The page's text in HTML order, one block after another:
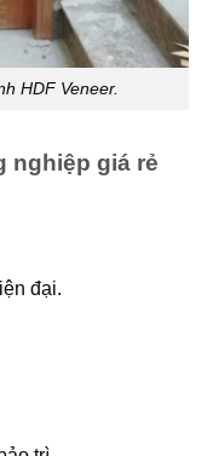
HDF Veneer.
nghiệp giá rẻ
đại.